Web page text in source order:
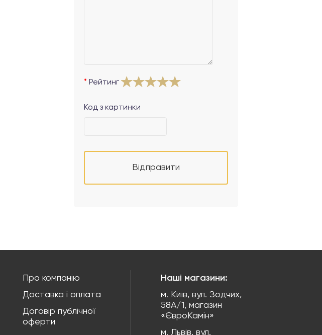
Рейтинг
Код з картинки
Відправити
Про компанію
Доставка і оплата
Договір публічної
оферти
Наші магазини:
м. Київ, вул. Зодчих,
58А/1, магазин
«ЄвроКамін»
м. Львів, вул.